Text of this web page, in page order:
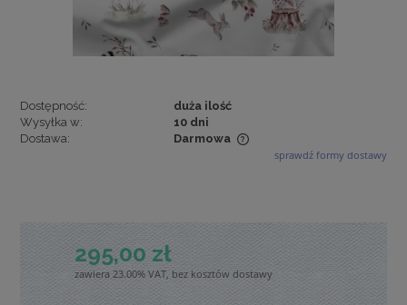
Dostępność:
duża ilość
Wysyłka w:
10 dni
Dostawa:
Darmowa
Cena nie zawiera ewentualnych kosztów płatności
sprawdź formy dostawy
295,00 zł
zawiera 23.00% VAT, bez kosztów dostawy